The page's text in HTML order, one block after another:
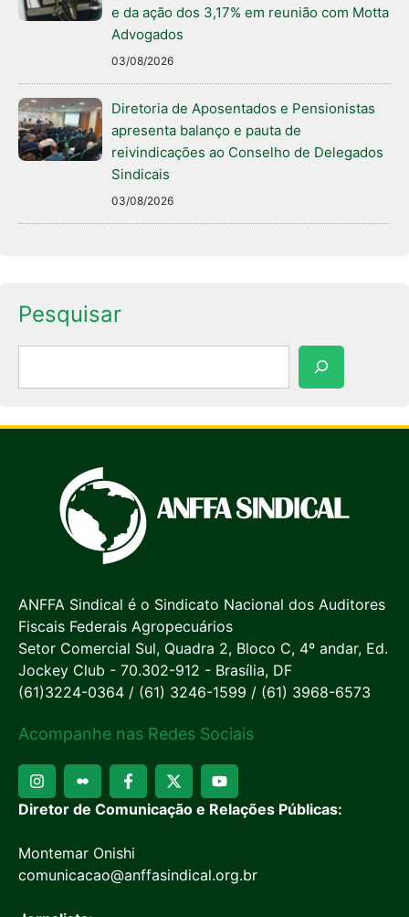
e da ação dos 3,17% em reunião com Motta
Advogados
03/08/2026
Diretoria de Aposentados e Pensionistas
apresenta balanço e pauta de
reivindicações ao Conselho de Delegados
Sindicais
03/08/2026
Pesquisar
ANFFA Sindical é o Sindicato Nacional dos Auditores
Fiscais Federais Agropecuários
Setor Comercial Sul, Quadra 2, Bloco C, 4º andar, Ed.
Jockey Club - 70.302-912 - Brasília, DF
(61)3224-0364 / (61) 3246-1599 / (61) 3968-6573
Acompanhe nas Redes Sociais
Diretor de Comunicação e Relações Públicas:
Montemar Onishi
comunicacao@anffasindical.org.br